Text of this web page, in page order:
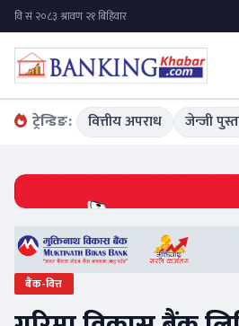
ट्रेन्डिङ: वित्तीय अपराध जेन्जी
बैंक-वित्त